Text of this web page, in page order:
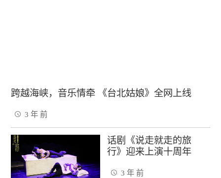
跨越海峡，音乐情牵 《台北姑娘》全网上线
3 年 前
话剧《说走就走的旅
行》迎来上演十周年
3 年 前